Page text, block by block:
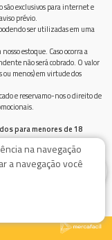
são exclusivos para internet e
prévio.
ser utilizadas em uma
estoque. Caso ocorra a
não será cobrado. O valor
ou menos) em virtude dos
e reservamo-nos o direito de
para menores de 18
provoca graves males à saúde.
na navegação
a navegação você